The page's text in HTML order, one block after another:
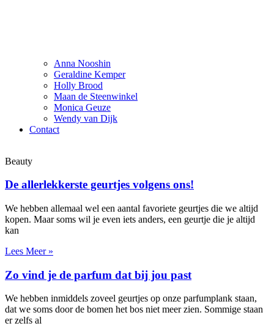
Anna Nooshin
Geraldine Kemper
Holly Brood
Maan de Steenwinkel
Monica Geuze
Wendy van Dijk
Contact
Beauty
De allerlekkerste geurtjes volgens ons!
We hebben allemaal wel een aantal favoriete geurtjes die we altijd
kopen. Maar soms wil je even iets anders, een geurtje die je altijd
kan
Lees Meer »
Zo vind je de parfum dat bij jou past
We hebben inmiddels zoveel geurtjes op onze parfumplank staan,
dat we soms door de bomen het bos niet meer zien. Sommige staan
er zelfs al